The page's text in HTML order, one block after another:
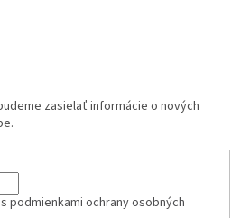
zasielať informácie o nových
podmienkami ochrany osobných